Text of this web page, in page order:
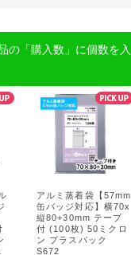
「購入数」に個数を入
アルミ蒸着袋【57mm
缶バッジ対応】横70x
縦80+30mm テープ
付 (100枚) 50ミクロ
ン プラスパック
S672